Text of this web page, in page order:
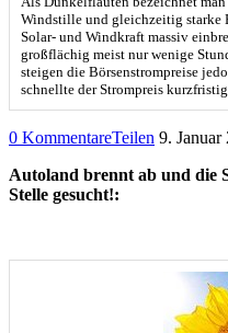
Windstille und gleichzeitig starke
Solar- und Windkraft massiv
großflächig meist nur wenige
steigen die Börsenstrompreise
schnellte der Strompreis
0 KommentareTeilen 9. Januar
Autoland brennt ab und die
Stelle gesucht!: